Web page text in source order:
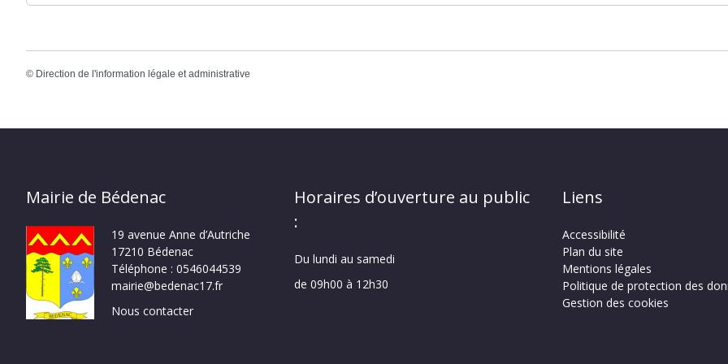
© Direction de l'information légale et administrative
Mairie de Bédenac
19 avenue Anne d’Autriche
17210 Bédenac
Téléphone : 0546044539
mairie@bedenac17.fr
Nous contacter
Horaires d’ouverture au public
:
Du lundi au samedi
de 09h00 à 12h30
Liens
Accessibilité
Plan du site
Mentions légales
Politique de protection des
Gestion des cookies